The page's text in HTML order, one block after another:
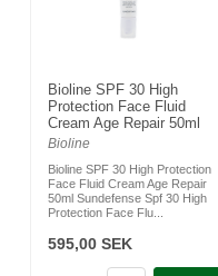
Bioline SPF 30 High
Protection Face Fluid
Cream Age Repair 50ml
Bioline
Bioline SPF 30 High Protection
Face Fluid Cream Age Repair
50ml Sundefense Spf 30 High
Protection Face Flu...
595,00 SEK